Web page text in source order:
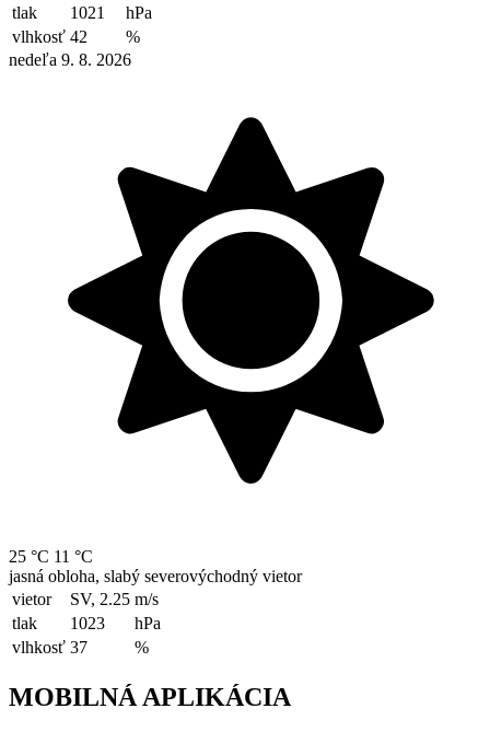
tlak
1021
hPa
vlhkosť 42
%
nedeľa 9. 8. 2026
25 °C 11 °C
jasná obloha, slabý severovýchodný vietor
vietor
SV, 2.25 m/s
tlak
1023
hPa
vlhkosť 37 %
MOBILNÁ APLIKÁCIA